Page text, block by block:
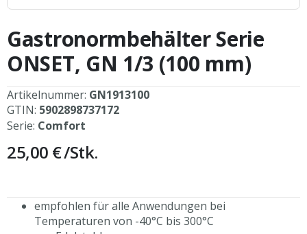
Anfang
der
Bildergalerie
springen
Gastronormbehälter Serie
ONSET, GN 1/3 (100 mm)
Artikelnummer: GN1913100
GTIN: 5902898737172
Serie: Comfort
25,00 €/Stk.
empfohlen für alle Anwendungen bei
Temperaturen von -40°C bis 300°C